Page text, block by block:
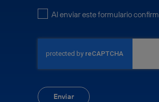
Al enviar este formulario